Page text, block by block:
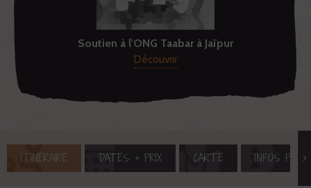
Soutien à l'ONG Taabar à Jaïpur
Découvrir
ITINÉRAIRE DATES + PRIX CARTE INFOS